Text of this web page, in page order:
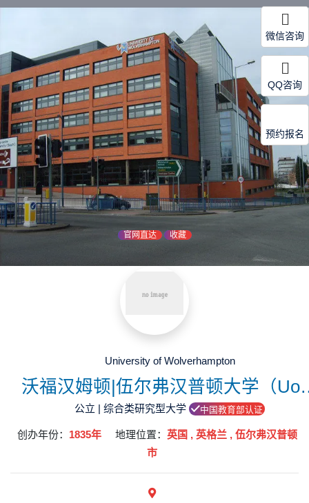
官网直达 收藏
University of Wolverhampton
沃福汉姆
公立 | 综合类研究型大学 中国教育部认证
创办年份： 1835年 地理位置： 英国 , 英格兰 , 伍尔弗汉普顿
市
微信咨询
QQ咨询
预约报名